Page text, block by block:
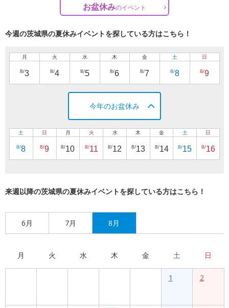
お盆休みのイベント
今週の茨城県の夏休みイベントを探している方はこちら！
月
8/3
火
8/4
水
8/5
木
8/6
金
8/7
土
8/8
日
8/9
今年のお盆休み
土
8/8
日
8/9
月
8/10
火
8/11
水
8/12
木
8/13
金
8/14
土
8/15
日
8/16
来週以降の茨城県の夏休みイベントを探している方はこちら！
6月 7月 8月
月 火 水 木 金 土 日
1 2